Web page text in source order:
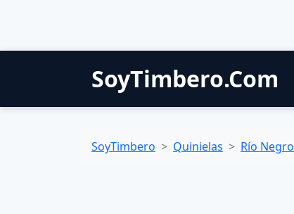
SoyTimbero.Com
SoyTimbero Quinielas Río Negro